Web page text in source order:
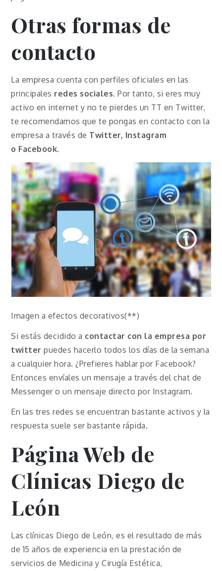
Otras formas de
contacto
La empresa cuenta con perfiles oficiales en las
principales redes sociales. Por tanto, si eres muy
activo en internet y no te pierdes un TT en Twitter,
te recomendamos que te pongas en contacto con la
empresa a través de Twitter, Instagram
o Facebook.
Imagen a efectos decorativos(**)
Si estás decidido a contactar con la empresa por
twitter puedes hacerlo todos los días de la semana
a cualquier hora. ¿Prefieres hablar por Facebook?
Entonces envíales un mensaje a través del chat de
Messenger o un mensaje directo por Instagram.
En las tres redes se encuentran bastante activos y la
respuesta suele ser bastante rápida.
Página Web de
Clínicas Diego de
León
Las clínicas Diego de León, es el resultado de más
de 15 años de experiencia en la prestación de
servicios de Medicina y Cirugía Estética,